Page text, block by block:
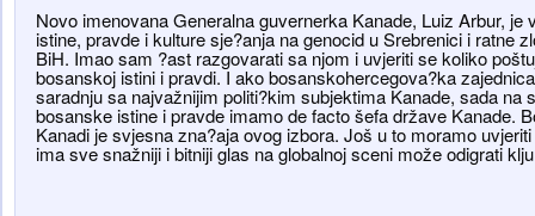
Novo imenovana Generalna guvernerka Kanade, Luiz Arbur, je
istine, pravde i kulture sje?anja na genocid u Srebrenici i ratne
BiH. Imao sam ?ast razgovarati sa njom i uvjeriti se koliko
bosanskoj istini i pravdi. I ako bosanskohercegova?ka
saradnju sa najvažnijim politi?kim subjektima Kanade, sada na
bosanske istine i pravde imamo de facto šefa države Kanade.
Kanadi je svjesna zna?aja ovog izbora. Još u to moramo
ima sve snažniji i bitniji glas na globalnoj sceni može odigrati